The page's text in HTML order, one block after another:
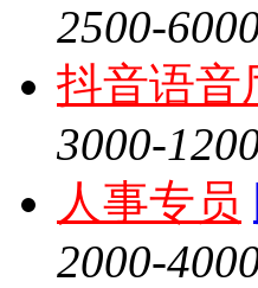
2500-
抖音语音
3000-
人事专员
2000-